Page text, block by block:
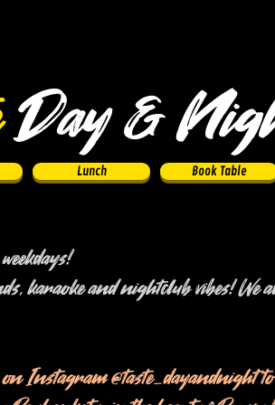
Day &
karaoke and nightclub vibes! We
Instagram @taste_dayandnight
Lunch Book Table